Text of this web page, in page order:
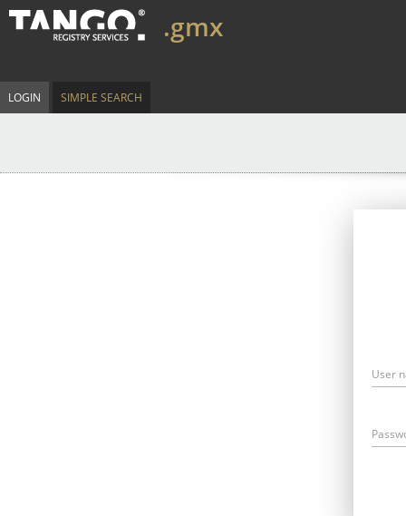
.gmx
LOGIN SIMPLE SEARCH
User